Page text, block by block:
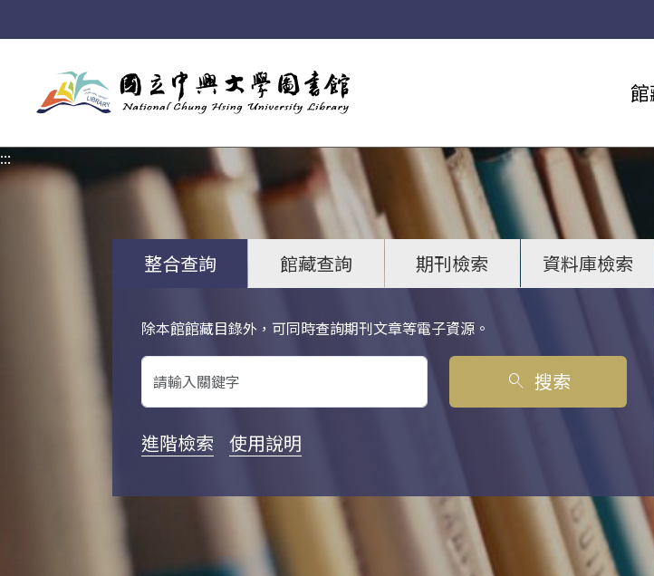
:::
整合查詢 館藏查詢 期刊檢索 資料庫檢索
除本館館藏目錄外，可同時查詢期刊文章等電子資源。
關鍵字搜尋
search 搜索
進階檢索 使用說明